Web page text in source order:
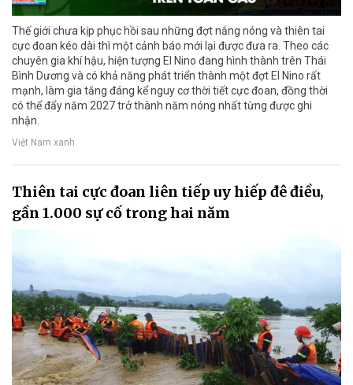
Thế giới chưa kịp phục hồi sau những đợt nắng nóng và thiên tai
cực đoan kéo dài thì một cảnh báo mới lại được đưa ra. Theo các
chuyên gia khí hậu, hiện tượng El Nino đang hình thành trên Thái
Bình Dương và có khả năng phát triển thành một đợt El Nino rất
mạnh, làm gia tăng đáng kể nguy cơ thời tiết cực đoan, đồng thời
có thể đẩy năm 2027 trở thành năm nóng nhất từng được ghi
nhận.
Việt Nam xanh
Thiên tai cực đoan liên tiếp uy hiếp đê điều,
gần 1.000 sự cố trong hai năm